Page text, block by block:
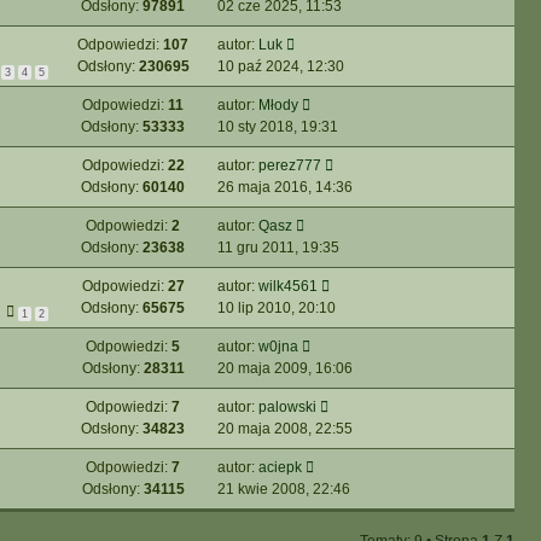
Odsłony: 97891 02 cze 2025, 11:53
3 4 5
Odpowiedzi: 107
Odsłony: 230695
autor: Luk
10 paź 2024, 12:30
Odpowiedzi: 11
Odsłony: 53333
autor: Młody
10 sty 2018, 19:31
Odpowiedzi: 22
Odsłony: 60140
autor: perez777
26 maja 2016, 14:36
Odpowiedzi: 2
Odsłony: 23638
autor: Qasz
11 gru 2011, 19:35
1 2
Odpowiedzi: 27
Odsłony: 65675
autor: wilk4561
10 lip 2010, 20:10
Odpowiedzi: 5
Odsłony: 28311
autor: w0jna
20 maja 2009, 16:06
Odpowiedzi: 7
Odsłony: 34823
autor: palowski
20 maja 2008, 22:55
Odpowiedzi: 7
Odsłony: 34115
autor: aciepk
21 kwie 2008, 22:46